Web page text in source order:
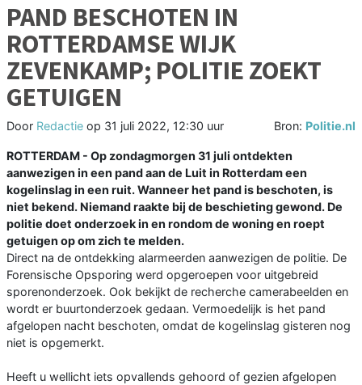
PAND BESCHOTEN IN
ROTTERDAMSE WIJK
ZEVENKAMP; POLITIE ZOEKT
GETUIGEN
Door Redactie op 31 juli 2022, 12:30 uur Bron: Politie.nl
ROTTERDAM - Op zondagmorgen 31 juli ontdekten
aanwezigen in een pand aan de Luit in Rotterdam een
kogelinslag in een ruit. Wanneer het pand is beschoten, is
niet bekend. Niemand raakte bij de beschieting gewond. De
politie doet onderzoek in en rondom de woning en roept
getuigen op om zich te melden.
Direct na de ontdekking alarmeerden aanwezigen de politie. De
Forensische Opsporing werd opgeroepen voor uitgebreid
sporenonderzoek. Ook bekijkt de recherche camerabeelden en
wordt er buurtonderzoek gedaan. Vermoedelijk is het pand
afgelopen nacht beschoten, omdat de kogelinslag gisteren nog
niet is opgemerkt.
Heeft u wellicht iets opvallends gehoord of gezien afgelopen